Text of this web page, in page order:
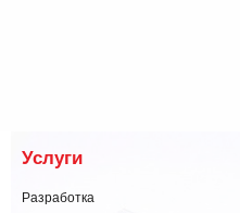
Услуги
Разработка